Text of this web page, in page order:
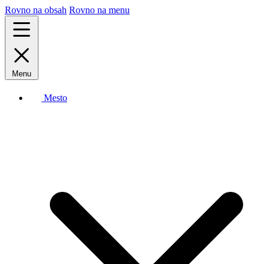
Rovno na obsah Rovno na menu
Menu
Mesto